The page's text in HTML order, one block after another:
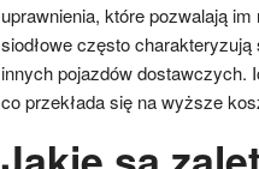
uprawnienia, które pozwalają
siodłowe często
innych pojazdów dostawczych.
co przekłada się na wyższe